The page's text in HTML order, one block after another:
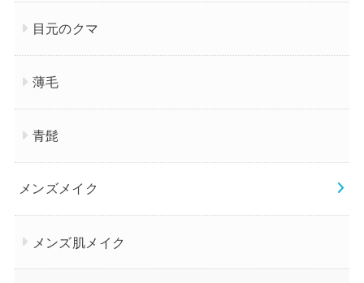
目元のクマ
薄毛
青髭
メンズメイク
メンズ肌メイク